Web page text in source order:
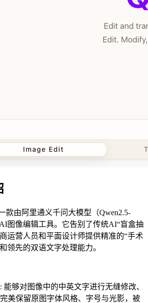
款由阿里通义千问大模型（Qwen2.5-
图像编辑工具。它告别了传统AI“盲盒抽
运营人员和平面设计师提供精准的“手术
领先的双语文字处理能力。
: 能够对图像中的中英文字进行无缝修改、
美保留原图字体风格、字号与光影，被